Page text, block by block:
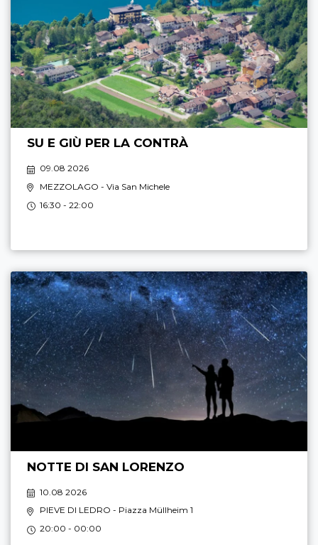
SU E GIÙ PER LA CONTRÀ
09.08 2026
MEZZOLAGO - Via San Michele
16:30 - 22:00
NOTTE DI SAN LORENZO
10.08 2026
PIEVE DI LEDRO - Piazza Müllheim 1
20:00 - 00:00